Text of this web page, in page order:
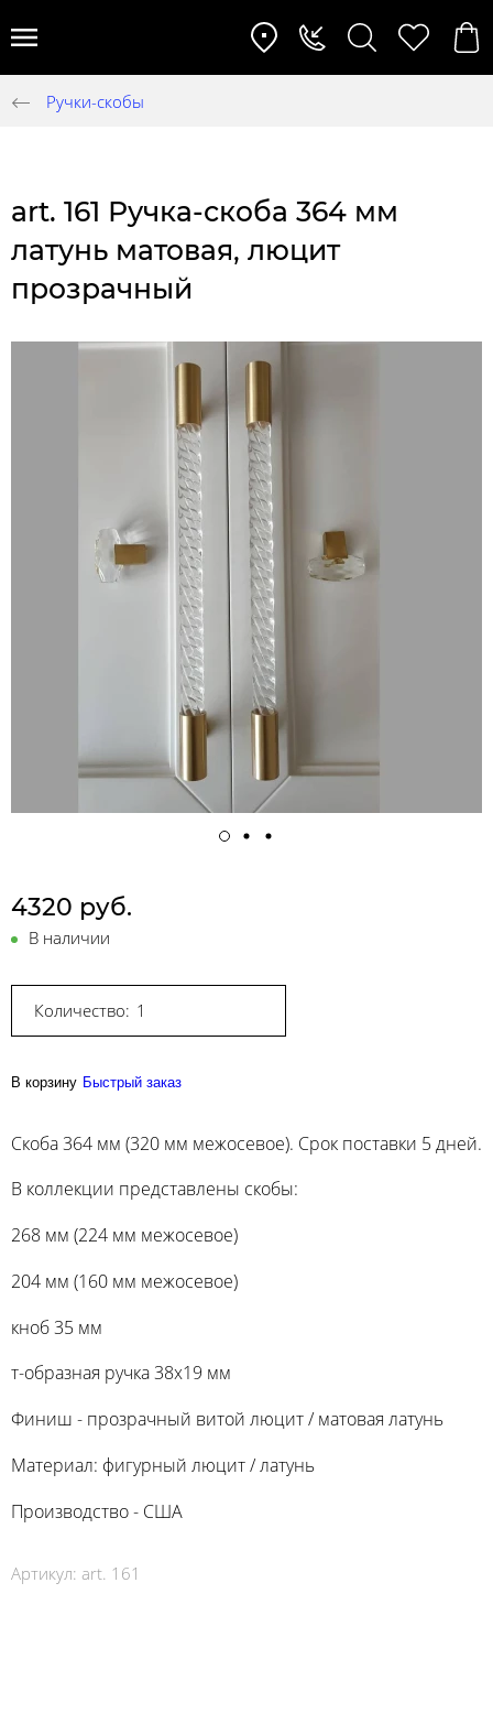
Ручки-скобы
art. 161 Ручка-скоба 364 мм
латунь матовая, люцит
прозрачный
4320 руб.
В наличии
Количество:
В корзину Быстрый заказ
Скоба 364 мм (320 мм межосевое). Срок поставки 5 дней.
В коллекции представлены скобы:
268 мм (224 мм межосевое)
204 мм (160 мм межосевое)
кноб 35 мм
т-образная ручка 38х19 мм
Финиш - прозрачный витой люцит / матовая латунь
Материал: фигурный люцит / латунь
Производство - США
Артикул: art. 161